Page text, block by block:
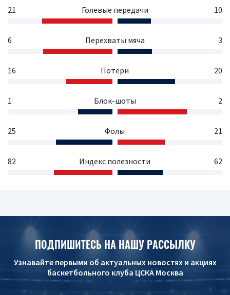
21 Голевые передачи 10
6 Перехваты мяча 3
16 Потери 20
1 Блок-шоты 2
25 Фолы 21
82 Индекс полезности 62
ПОДПИШИТЕСЬ НА НАШУ РАССЫЛКУ
Узнавайте первыми об актуальных новостях и акциях
баскетбольного клуба ЦСКА Москва